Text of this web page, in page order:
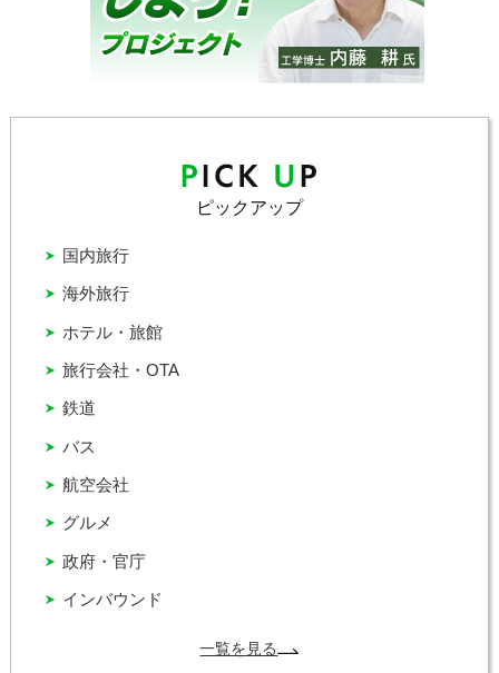
ピックアップ
インバウンド
グルメ
バス
ホテル・旅館
国内旅行
政府・官庁
旅行会社・OTA
海外旅行
航空会社
鉄道
一覧を見る